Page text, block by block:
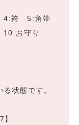
4:袴 5:角帯
お守り
状態です。